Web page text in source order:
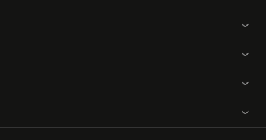
Üzlet kereső
Inspiráció
Hozzáférhetőség